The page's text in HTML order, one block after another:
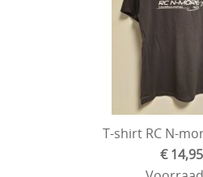
T-shirt RC N-
€ 14,95